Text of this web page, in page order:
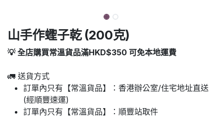
山手作蟶子乾 (200克)
💡 全店購買常溫貨品滿HKD$350 可免本地運費
🚛 送貨方式
訂單內只有【常溫貨品】：香港辦公室/住宅地址直送
(經順豐速運)
訂單內只有【常溫貨品】：順豐站取件